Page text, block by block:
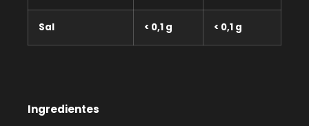
Sal < 0,1 g < 0,1 g
Ingredientes